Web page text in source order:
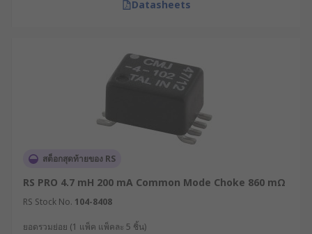
Datasheets
สต็อกสุดท้ายของ RS
RS PRO 4.7 mH 200 mA Common Mode Choke 860 mΩ
RS Stock No. 104-8408
ยอดรวมย่อย (1 แพ็ค แพ็คละ 5 ชิ้น)